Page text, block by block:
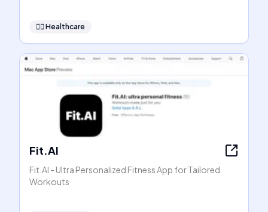
👩‍⚕️ Healthcare
Fit.AI
Fit.AI - Ultra Personalized Fitness App for Tailored
Workouts